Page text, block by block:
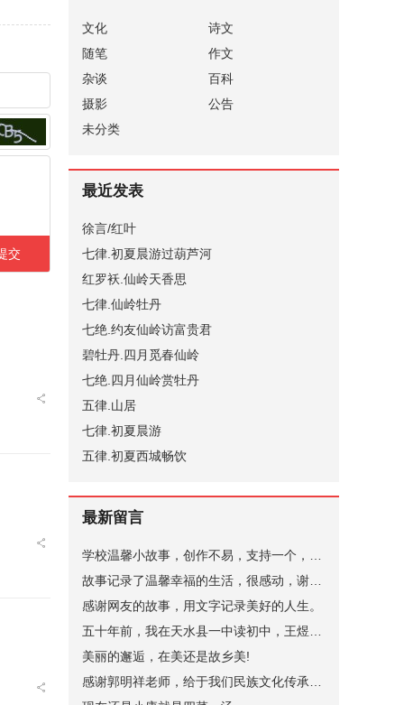
文化
诗文
随笔
作文
杂谈
百科
摄影
公告
未分类
最近发表
徐言/红叶
七律.初夏晨游过葫芦河
红罗袄.仙岭天香思
七律.仙岭牡丹
七绝.约友仙岭访富贵君
碧牡丹.四月觅春仙岭
七绝.四月仙岭赏牡丹
五律.山居
七律.初夏晨游
五律.初夏西城畅饮
最新留言
感谢网友的故事，用文字记录美好的人生。
美丽的邂逅，在美还是故乡美!